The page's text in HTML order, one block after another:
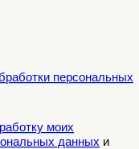
персональных
моих
данных и